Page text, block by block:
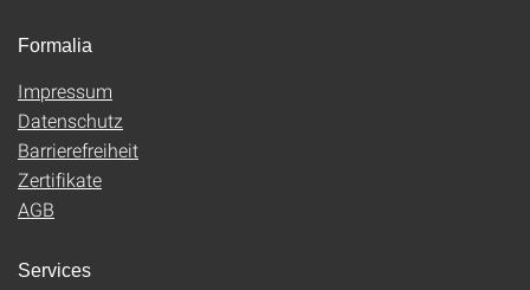
Formalia
Impressum
Datenschutz
Barrierefreiheit
Zertifikate
AGB
Services